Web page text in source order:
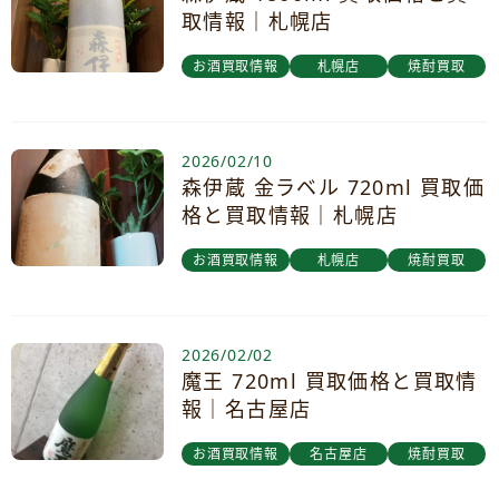
取情報｜札幌店
お酒買取情報 札幌店 焼酎買取
2026/02/10
森伊蔵 金ラベル 720ml 買取価
格と買取情報｜札幌店
お酒買取情報 札幌店 焼酎買取
2026/02/02
魔王 720ml 買取価格と買取情
報｜名古屋店
お酒買取情報 名古屋店 焼酎買取